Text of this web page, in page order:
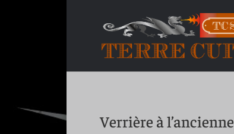
Verrière à l’ancienne